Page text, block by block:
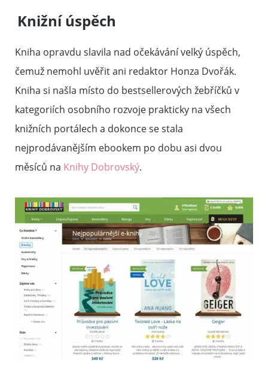
Knižní úspěch
Kniha opravdu slavila nad očekávání velký úspěch,
čemuž nemohl uvěřit ani redaktor Honza Dvořák.
Kniha si našla místo do bestsellerových žebříčků v
kategoriích osobního rozvoje prakticky na všech
knižních portálech a dokonce se stala
nejprodávanějším ebookem po dobu asi dvou
měsíců na Knihy Dobrovský.